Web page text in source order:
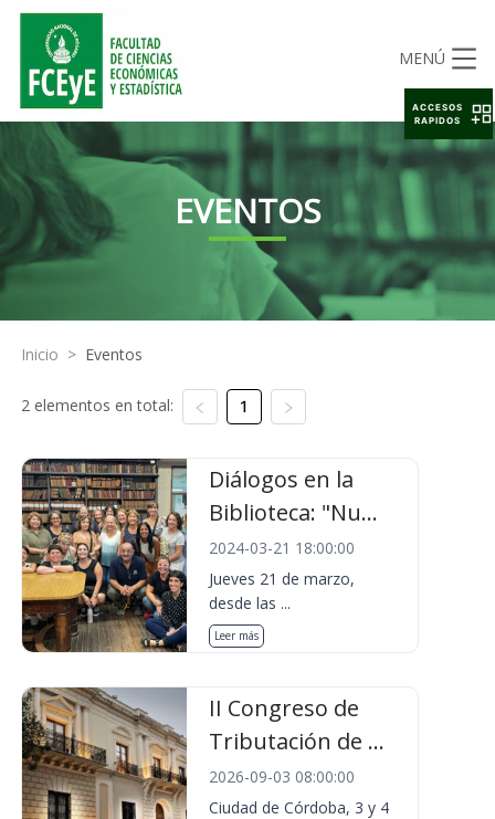
MENÚ
EVENTOS
Inicio > Eventos
2 elementos en total: 1
Diálogos en la
Biblioteca: "Nu...
2024-03-21 18:00:00
Jueves 21 de marzo,
desde las ...
Leer más
II Congreso de
Tributación de ...
2026-09-03 08:00:00
Ciudad de Córdoba, 3 y 4
ACCESOS
RAPIDOS